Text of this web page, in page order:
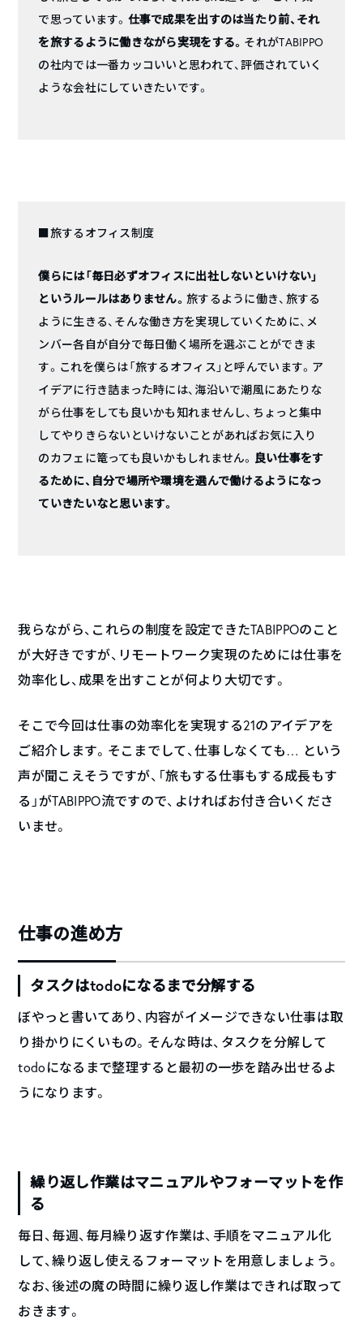
で思っています。 仕事で成果を出すのは当たり前、それ
を旅するように働きながら実現をする。 それがTABIPPO
の社内では一番カッコいいと思われて、評価されていく
ような会社にしていきたいです。
■旅するオフィス制度
僕らには「毎日必ずオフィスに出社しないといけない」
というルールはありません。旅するように働き、旅する
ように生きる、そんな働き方を実現していくために、メ
ンバー各自が自分で毎日働く場所を選ぶことができま
す。これを僕らは「旅するオフィス」と呼んでいます。ア
イデアに行き詰まった時には、海沿いで潮風にあたりな
がら仕事をしても良いかも知れませんし、ちょっと集中
してやりきらないといけないことがあればお気に入り
のカフェに篭っても良いかもしれません。 良い仕事をす
るために、自分で場所や環境を選んで働けるようになっ
ていきたいなと思います。
我らながら、これらの制度を設定できたTABIPPOのこと
が大好きですが、リモートワーク実現のためには仕事を
効率化し、成果を出すことが何より大切です。
そこで今回は仕事の効率化を実現する21のアイデアを
ご紹介します。そこまでして、仕事しなくても… という
声が聞こえそうですが、「旅もする仕事もする成長もす
る」がTABIPPO流ですので、よければお付き合いくださ
いませ。
仕事の進め方
タスクはtodoになるまで分解する
ぼやっと書いてあり、内容がイメージできない仕事は取
り掛かりにくいもの。そんな時は、タスクを分解して
todoになるまで整理すると最初の一歩を踏み出せるよ
うになります。
繰り返し作業はマニュアルやフォーマットを作
る
毎日、毎週、毎月繰り返す作業は、手順をマニュアル化
して、繰り返し使えるフォーマットを用意しましょう。
なお、後述の魔の時間に繰り返し作業はできれば取って
おきます。